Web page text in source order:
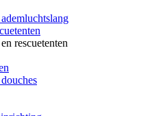
rescuetenten